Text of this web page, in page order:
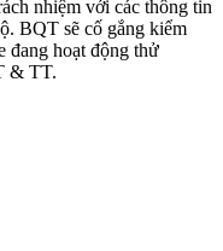
nhiệm với các thông tin
BQT sẽ cố gắng kiểm
đang hoạt động thử
& TT.